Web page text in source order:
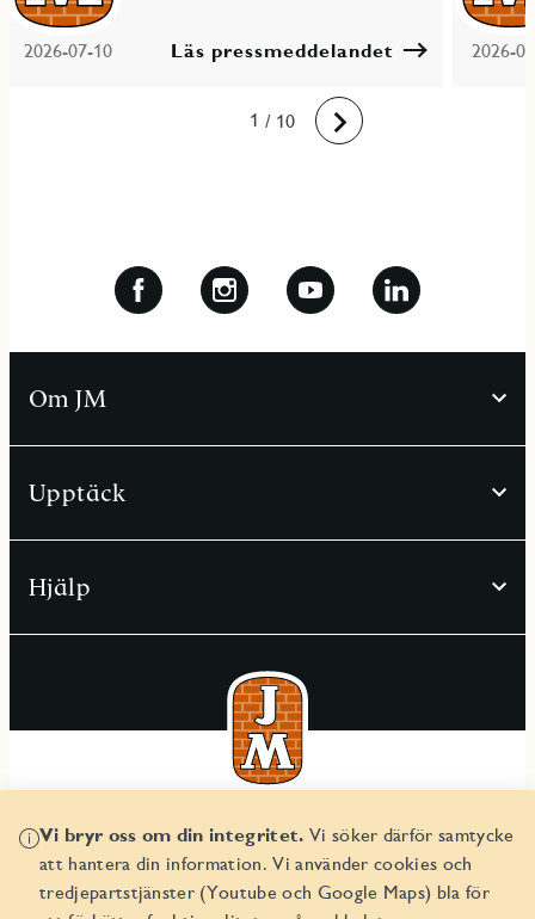
2026-07-10 Läs pressmeddelandet 2026-
1
2
3
4
5
6
7
8
9
10 / 10 Framåt
Vi bryr oss om din integritet. Vi söker därför samtycke
att hantera din information. Vi använder cookies och
tredjepartstjänster (Youtube och Google Maps) bla för
Om JM
Upptäck
Hjälp
© JM AB 2026
Organisationsnummer 556045-2103